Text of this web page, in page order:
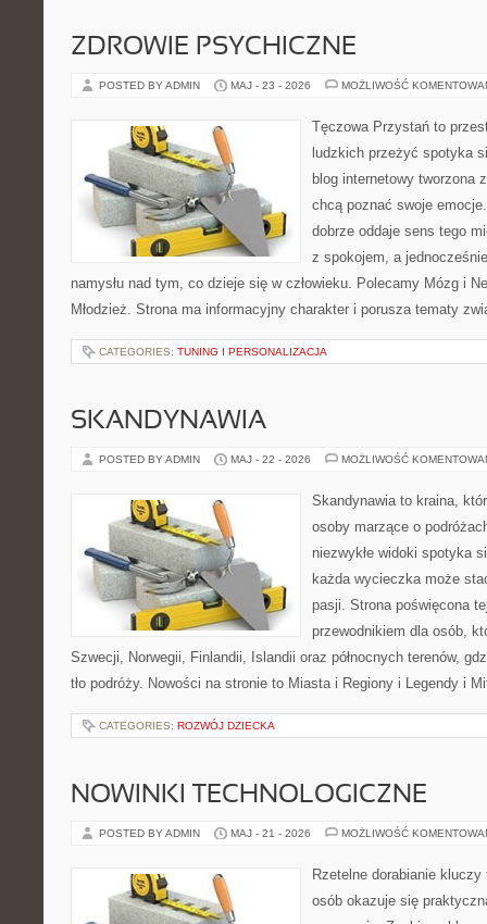
ZDROWIE PSYCHICZNE
POSTED BY ADMIN MAJ - 23 - 2026 MOŻLIWOŚĆ
Tęczowa Przystań to
ludzkich przeżyć spotyka
blog internetowy tworzona
chcą poznać swoje
dobrze oddaje sens tego
z spokojem, a
namysłu nad tym, co dzieje się w człowieku. Polecamy Mózg i
Młodzież. Strona ma informacyjny charakter i porusza tematy
CATEGORIES: TUNING I PERSONALIZACJA
SKANDYNAWIA
POSTED BY ADMIN MAJ - 22 - 2026 MOŻLIWOŚĆ
Skandynawia to kraina,
osoby marzące o
niezwykłe widoki spotyka
każda wycieczka może
pasji. Strona poświęcona
przewodnikiem dla osób,
Szwecji, Norwegii, Finlandii, Islandii oraz północnych terenów,
tło podróży. Nowości na stronie to Miasta i Regiony i Legendy i
CATEGORIES: ROZWÓJ DZIECKA
NOWINKI TECHNOLOGICZNE
POSTED BY ADMIN MAJ - 21 - 2026 MOŻLIWOŚĆ
Rzetelne dorabianie
osób okazuje się